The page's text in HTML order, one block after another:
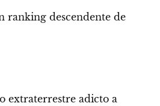
ranking descendente de
extraterrestre adicto a